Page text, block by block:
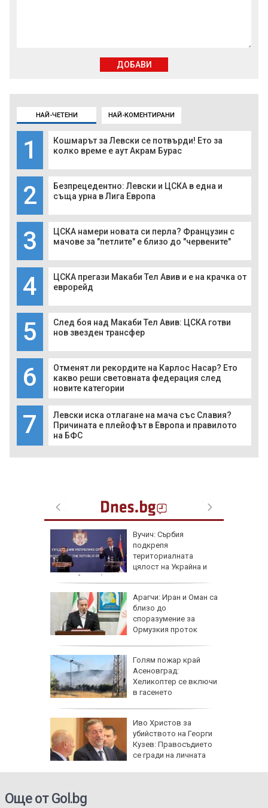
НАЙ-ЧЕТЕНИ НАЙ-КОМЕНТИРАНИ
1
Кошмарът за Левски се потвърди! Ето за
колко време е аут Акрам Бурас
2
Безпрецедентно: Левски и ЦСКА в една и
съща урна в Лига Европа
3
ЦСКА намери новата си перла? Французин с
мачове за "петлите" е близо до "червените"
4
ЦСКА прегази Макаби Тел Авив и е на крачка от
еврорейд
5
След боя над Макаби Тел Авив: ЦСКА готви
нов звезден трансфер
6
Отменят ли рекордите на Карлос Насар? Ето
какво реши световната федерация след
новите категории
7
Левски иска отлагане на мача със Славия?
Причината е плейофът в Европа и правилото
на БФС
Вучич: Сърбия
подкрепя
териториалната
цялост на Украйна и
европейския ѝ път
Арагчи: Иран и Оман са
близо до
споразумение за
Ормузкия проток
Голям пожар край
Асеновград:
Хеликоптер се включи
в гасенето
Иво Христов за
убийството на Георги
Кузев: Правосъдието
се гради на личната
ДОБАВИ
Още от Gol.bg